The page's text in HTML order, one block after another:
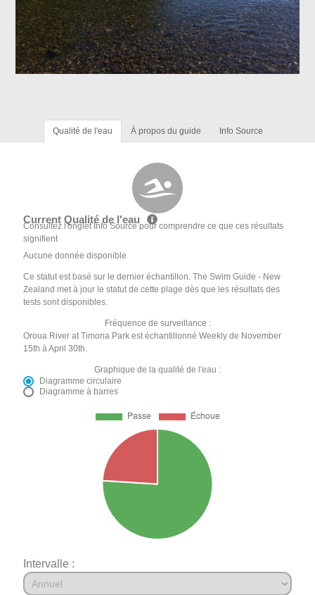
Qualité de l'eau À propos du guide Info Source
Current Qualité de l'eau
Consultez l'onglet Info Source pour comprendre ce que ces résultats
signifient
Aucune donnée disponible
Ce statut est basé sur le dernier échantillon. The Swim Guide - New
Zealand met à jour le statut de cette plage dès que les résultats des
tests sont disponibles.
Fréquence de surveillance :
Oroua River at Timona Park est échantillonné Weekly de November
15th à April 30th.
Graphique de la qualité de l'eau :
Diagramme circulaire
Diagramme à barres
Intervalle :